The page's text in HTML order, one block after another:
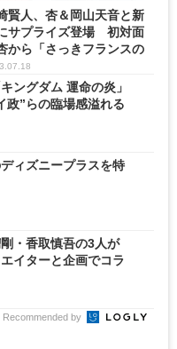
賢人、杏＆岡山天音と新
サプライズ登場 初対面
から「さっきフランスの
ングダム 運命の炎」
政”らの臨場感溢れる
ィズニープラスを特
・香取慎吾の3人が
イターと企画でコラ
Recommended by